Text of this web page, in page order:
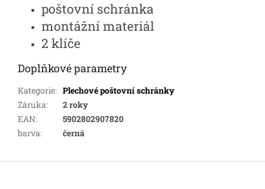
poštovní schránka
montážní materiál
2 klíče
Doplňkové parametry
Kategorie: Plechové poštovní schránky
Záruka:
2 roky
EAN:
5902802907820
barva: černá